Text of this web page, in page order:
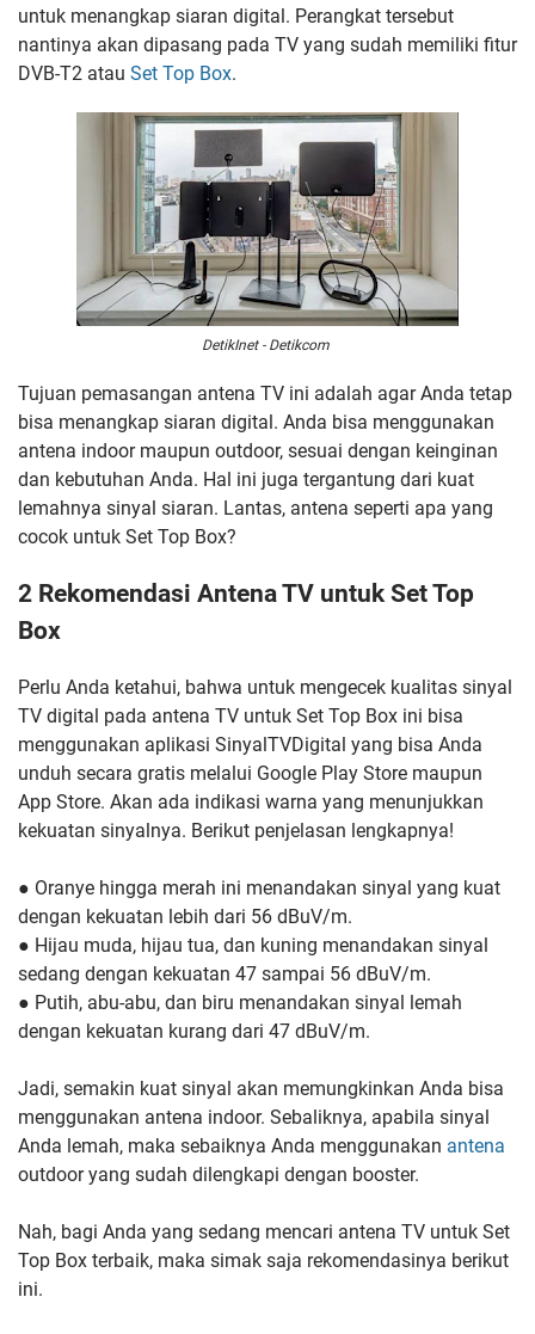
untuk menangkap siaran digital. Perangkat tersebut
nantinya akan dipasang pada TV yang sudah memiliki fitur
DVB-T2 atau Set Top Box.
DetikInet - Detikcom
Tujuan pemasangan antena TV ini adalah agar Anda tetap
bisa menangkap siaran digital. Anda bisa menggunakan
antena indoor maupun outdoor, sesuai dengan keinginan
dan kebutuhan Anda. Hal ini juga tergantung dari kuat
lemahnya sinyal siaran. Lantas, antena seperti apa yang
cocok untuk Set Top Box?
2 Rekomendasi Antena TV untuk Set Top
Box
Perlu Anda ketahui, bahwa untuk mengecek kualitas sinyal
TV digital pada antena TV untuk Set Top Box ini bisa
menggunakan aplikasi SinyalTVDigital yang bisa Anda
unduh secara gratis melalui Google Play Store maupun
App Store. Akan ada indikasi warna yang menunjukkan
kekuatan sinyalnya. Berikut penjelasan lengkapnya!
● Oranye hingga merah ini menandakan sinyal yang kuat
dengan kekuatan lebih dari 56 dBuV/m.
● Hijau muda, hijau tua, dan kuning menandakan sinyal
sedang dengan kekuatan 47 sampai 56 dBuV/m.
● Putih, abu-abu, dan biru menandakan sinyal lemah
dengan kekuatan kurang dari 47 dBuV/m.
Jadi, semakin kuat sinyal akan memungkinkan Anda bisa
menggunakan antena indoor. Sebaliknya, apabila sinyal
Anda lemah, maka sebaiknya Anda menggunakan antena
outdoor yang sudah dilengkapi dengan booster.
Nah, bagi Anda yang sedang mencari antena TV untuk Set
Top Box terbaik, maka simak saja rekomendasinya berikut
ini.